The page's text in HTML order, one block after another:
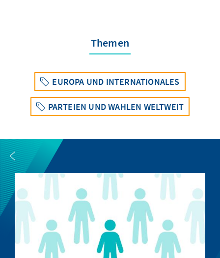
Themen
EUROPA UND INTERNATIONALES
PARTEIEN UND WAHLEN WELTWEIT